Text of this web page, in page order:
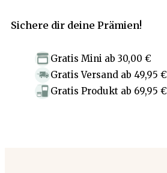
Sichere dir deine Prämien!
Gratis Mini ab 30,00 €
Gratis Versand ab 49,95 €
Gratis Produkt ab 69,95 €